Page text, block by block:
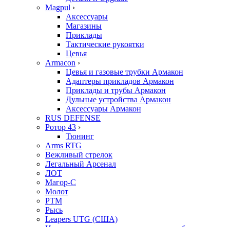
Magpul ›
Аксессуары
Магазины
Приклады
Тактические рукоятки
Цевья
Armacon ›
Цевья и газовые трубки Армакон
Адаптеры прикладов Армакон
Приклады и трубы Армакон
Дульные устройства Армакон
Аксессуары Армакон
RUS DEFENSE
Ротор 43 ›
Тюнинг
Arms RTG
Вежливый стрелок
Легальный Арсенал
ЛОТ
Магор-С
Молот
РТМ
Рысь
Leapers UTG (США)